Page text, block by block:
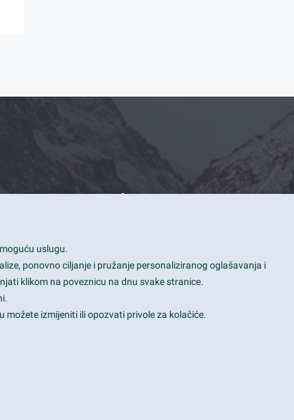
Contact Info
View, CA 94043
+1 650-253-0000
Daily: 9:00 am - 6:00 pm
uslugu.
ponovno ciljanje i pružanje personaliziranog oglašavanja i
klikom na poveznicu na dnu svake stranice.
izmijeniti ili opozvati privole za kolačiće.